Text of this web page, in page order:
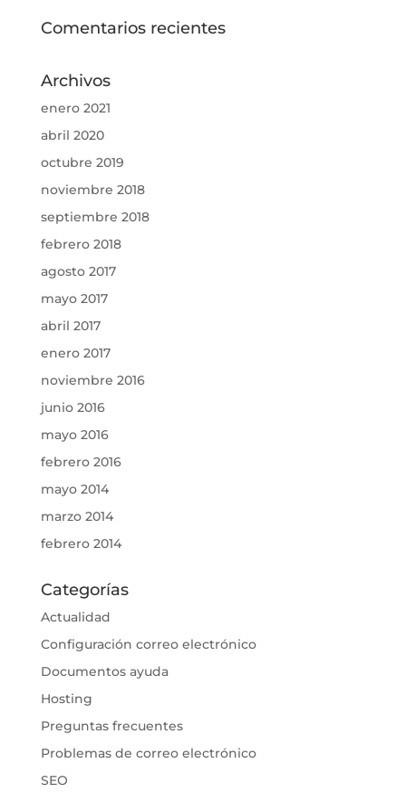
Comentarios recientes
Archivos
enero 2021
abril 2020
octubre 2019
noviembre 2018
septiembre 2018
febrero 2018
agosto 2017
mayo 2017
abril 2017
enero 2017
noviembre 2016
junio 2016
mayo 2016
febrero 2016
mayo 2014
marzo 2014
febrero 2014
Categorías
Actualidad
Configuración correo electrónico
Documentos ayuda
Hosting
Preguntas frecuentes
Problemas de correo electrónico
SEO